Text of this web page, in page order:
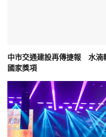
中市交通建設再傳捷報 水湳
國家獎項